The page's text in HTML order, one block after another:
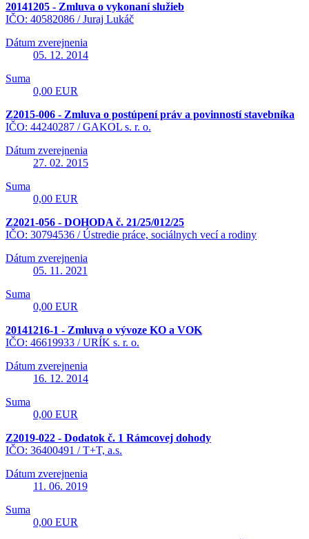
20141205 - Zmluva o vykonaní služieb
IČO: 40582086 /Juraj Lukáč
Dátum zverejnenia
05. 12. 2014
Suma
0,00 EUR
Z2015-006 - Zmluva o postúpení práv a povinností stavebníka
IČO: 44240287 /GAKOL s. r. o.
Dátum zverejnenia
27. 02. 2015
Suma
0,00 EUR
Z2021-056 - DOHODA č. 21/25/012/25
IČO: 30794536 /Ústredie práce, sociálnych vecí a rodiny
Dátum zverejnenia
05. 11. 2021
Suma
0,00 EUR
20141216-1 - Zmluva o vývoze KO a VOK
IČO: 46619933 /URÍK s. r. o.
Dátum zverejnenia
16. 12. 2014
Suma
0,00 EUR
Z2019-022 - Dodatok č. 1 Rámcovej dohody
IČO: 36400491 /T+T, a.s.
Dátum zverejnenia
11. 06. 2019
Suma
0,00 EUR